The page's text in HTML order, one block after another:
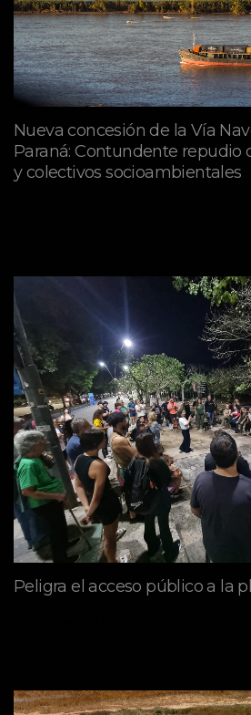
Nueva concesión de la Vía
Paraná: Contundente repudio
y colectivos socioambientales
Peligra el acceso público a la